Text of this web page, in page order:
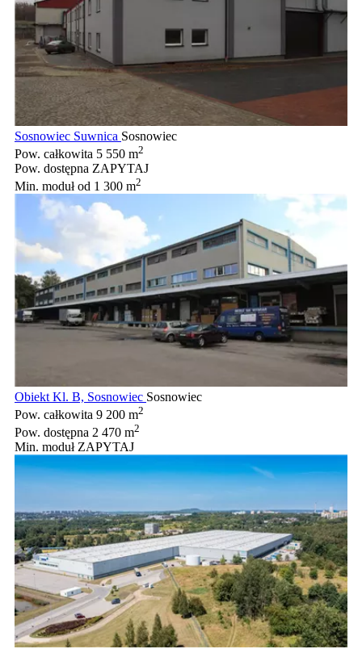
Sosnowiec Suwnica Sosnowiec
Pow. całkowita 5 550 m2
Pow. dostępna ZAPYTAJ
Min. modułod 1 300 m2
Obiekt Kl. B, Sosnowiec Sosnowiec
Pow. całkowita 9 200 m2
Pow. dostępna 2 470 m2
Min. moduł ZAPYTAJ